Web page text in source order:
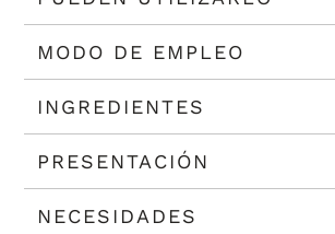
MODO DE EMPLEO
INGREDIENTES
PRESENTACIÓN
NECESIDADES